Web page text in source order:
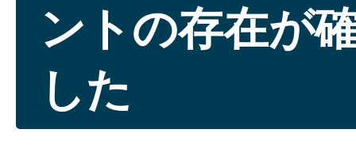
ントの存在が
した